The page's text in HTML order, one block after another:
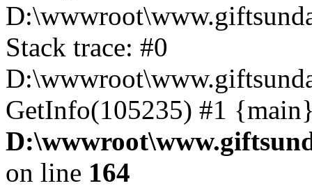
Stack trace: #0
GetInfo(105235) #1
on line 164